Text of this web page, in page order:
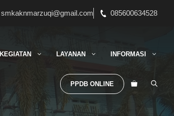
smkaknmarzuqi@gmail.com 085600634528
KEGIATAN LAYANAN INFORMASI
PPDB ONLINE